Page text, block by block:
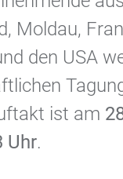
Moldau,
den USA
ist am
Uhr.